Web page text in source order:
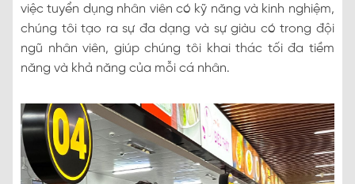
việc tuyển dụng nhân viên có kỹ năng và kinh nghiệm,
chúng tôi tạo ra sự đa dạng và sự giàu có trong đội
ngũ nhân viên, giúp chúng tôi khai thác tối đa tiềm
năng và khả năng của mỗi cá nhân.